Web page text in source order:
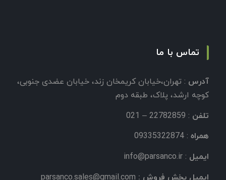
تماس با ما
آدرس : تهران،خیابان کریمخان زند، خیابان عضدی جنوبی،
کوچه ارشد، پلاک، طبقه دوم
تلفن : 22782859 – 021
همراه : 09335322874
ایمیل :
info@parsanco.ir
ایمیل بخش فروش : parsanco.sales@gmail.com